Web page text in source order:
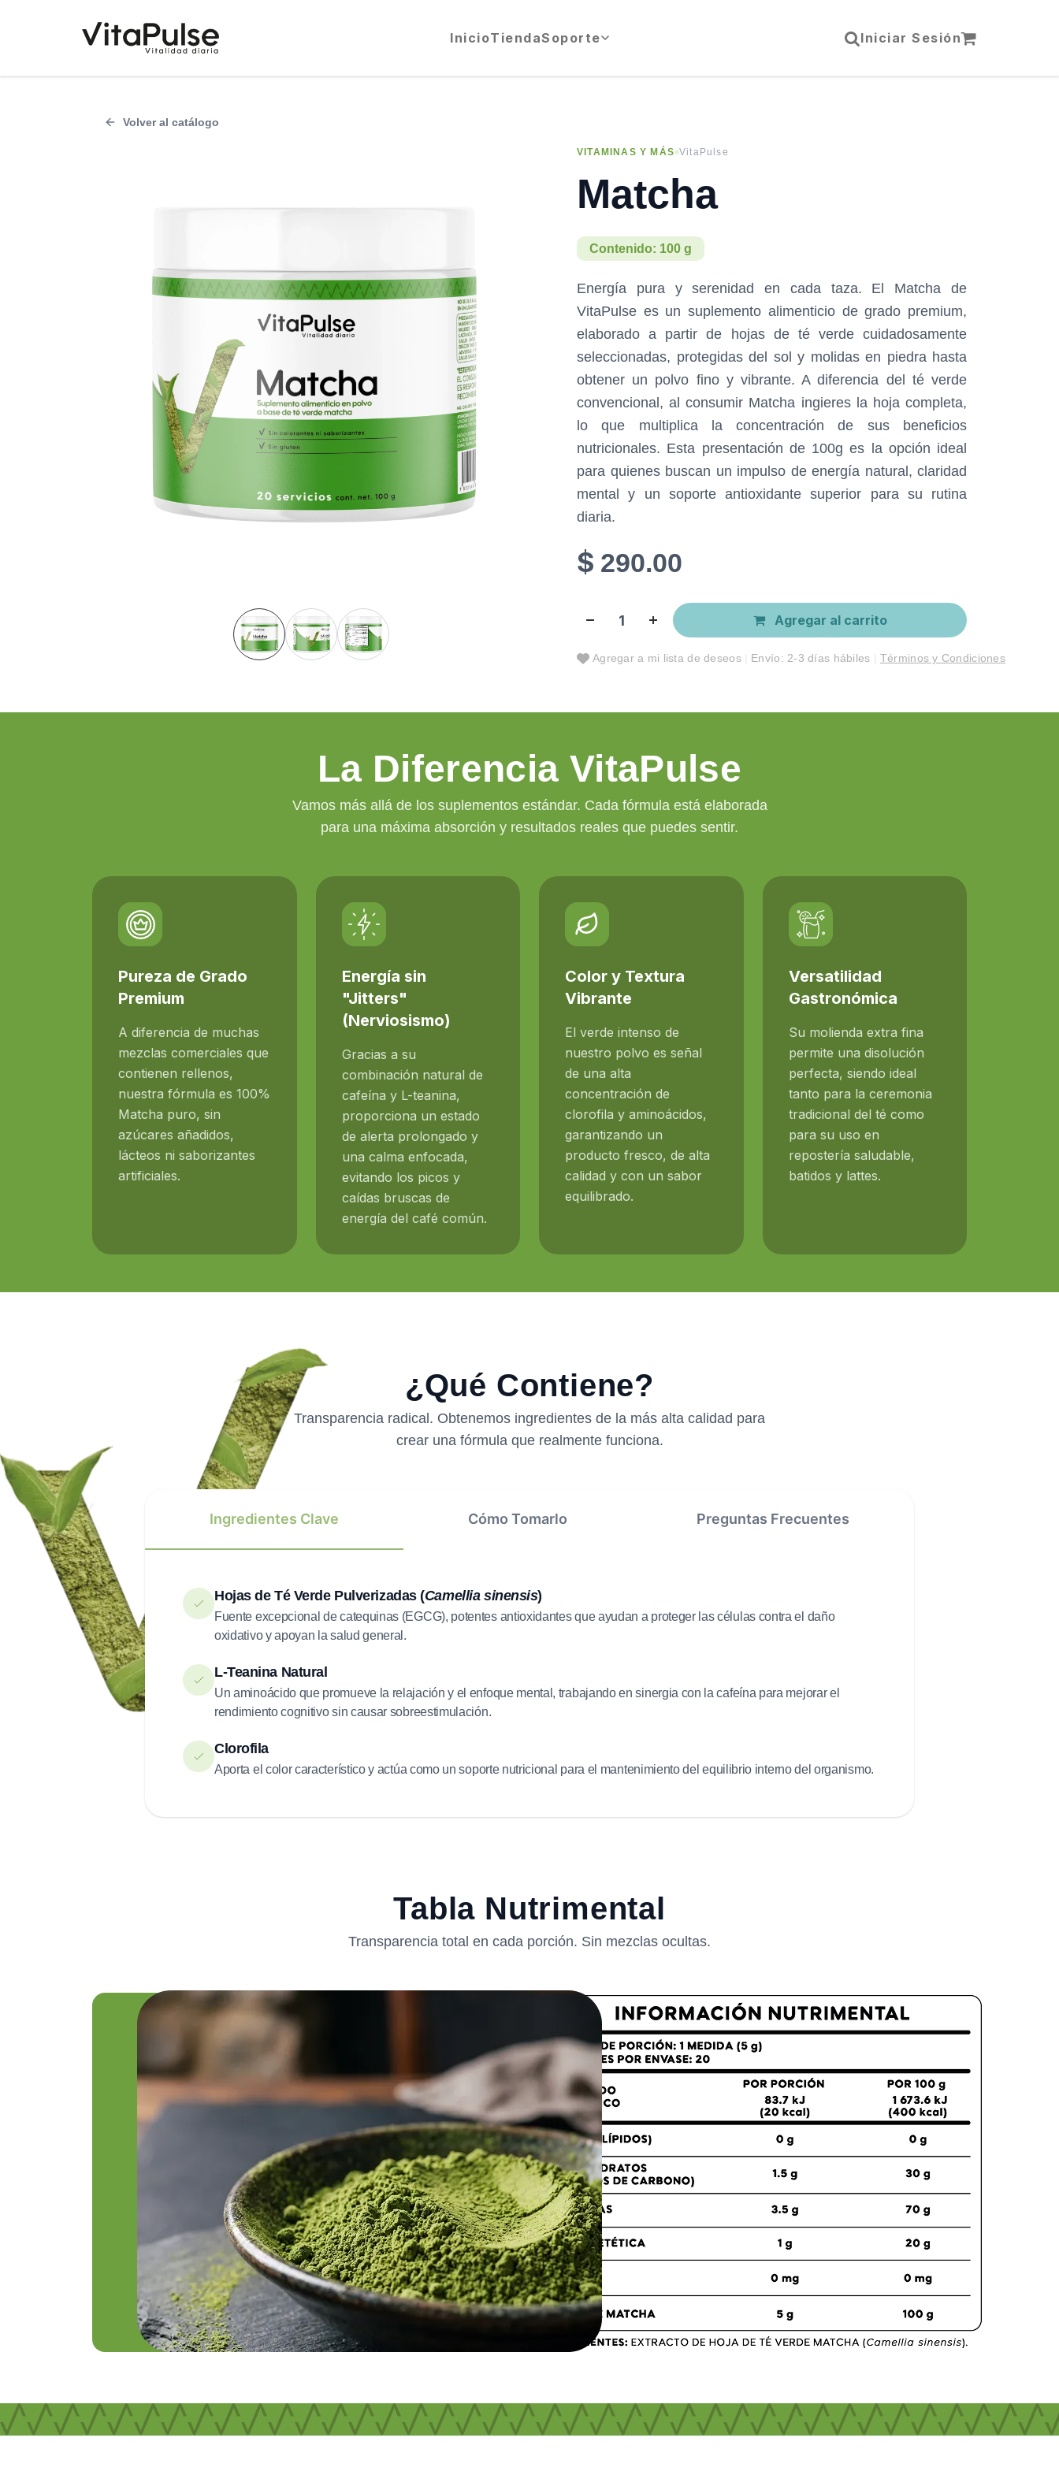
InicioTiendaSoporte Iniciar Sesión
Volver al catálogo
VITAMINAS Y MÁS VitaPulse
Matcha
Contenido: 100 g
Energía pura y serenidad en cada taza. El Matcha de
VitaPulse es un suplemento alimenticio de grado premium,
elaborado a partir de hojas de té verde cuidadosamente
seleccionadas, protegidas del sol y molidas en piedra hasta
obtener un polvo fino y vibrante. A diferencia del té verde
convencional, al consumir Matcha ingieres la hoja completa,
lo que multiplica la concentración de sus beneficios
nutricionales. Esta presentación de 100g es la opción ideal
para quienes buscan un impulso de energía natural, claridad
mental y un soporte antioxidante superior para su rutina
diaria.
$ 290.00
Agregar al carrito
Agregar a mi lista de deseos Envío: 2-3 días hábiles Términos y Condiciones
La Diferencia VitaPulse
Vamos más allá de los suplementos estándar. Cada fórmula está elaborada
para una máxima absorción y resultados reales que puedes sentir.
Pureza de Grado
Premium
A diferencia de muchas
mezclas comerciales que
contienen rellenos,
nuestra fórmula es 100%
Matcha puro, sin
azúcares añadidos,
lácteos ni saborizantes
artificiales.
Energía sin
"Jitters"
(Nerviosismo)
Gracias a su
combinación natural de
cafeína y L-teanina,
proporciona un estado
de alerta prolongado y
una calma enfocada,
evitando los picos y
caídas bruscas de
energía del café común.
Color y Textura
Vibrante
El verde intenso de
nuestro polvo es señal
de una alta
concentración de
clorofila y aminoácidos,
garantizando un
producto fresco, de alta
calidad y con un sabor
equilibrado.
Versatilidad
Gastronómica
Su molienda extra fina
permite una disolución
perfecta, siendo ideal
tanto para la ceremonia
tradicional del té como
para su uso en
repostería saludable,
batidos y lattes.
¿Qué Contiene?
Transparencia radical. Obtenemos ingredientes de la más alta calidad para
crear una fórmula que realmente funciona.
Ingredientes Clave Cómo Tomarlo Preguntas Frecuentes
Hojas de Té Verde Pulverizadas (Camellia sinensis)
Fuente excepcional de catequinas (EGCG), potentes antioxidantes que ayudan a proteger las células contra el daño
oxidativo y apoyan la salud general.
L-Teanina Natural
Un aminoácido que promueve la relajación y el enfoque mental, trabajando en sinergia con la cafeína para mejorar el
rendimiento cognitivo sin causar sobreestimulación.
Clorofila
Aporta el color característico y actúa como un soporte nutricional para el mantenimiento del equilibrio interno del organismo.
Tabla Nutrimental
Transparencia total en cada porción. Sin mezclas ocultas.